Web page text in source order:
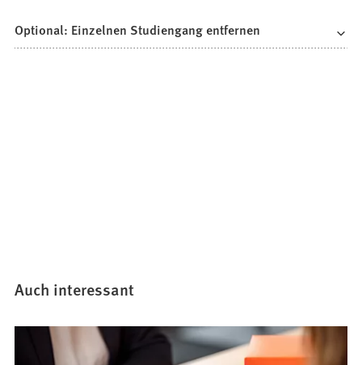
Optional: Einzelnen Studiengang entfernen
Auch interessant